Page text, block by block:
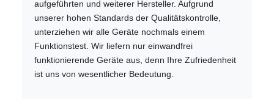
aufgeführten und weiterer Hersteller. Aufgrund
unserer hohen Standards der Qualitätskontrolle,
unterziehen wir alle Geräte nochmals einem
Funktionstest. Wir liefern nur einwandfrei
funktionierende Geräte aus, denn Ihre Zufriedenheit
ist uns von wesentlicher Bedeutung.